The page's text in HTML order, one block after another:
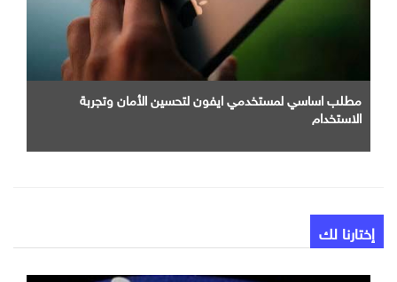
مطلب اساسي لمستخدمي ايفون لتحسين الأمان وتجربة
الاستخدام
إختارنا لك